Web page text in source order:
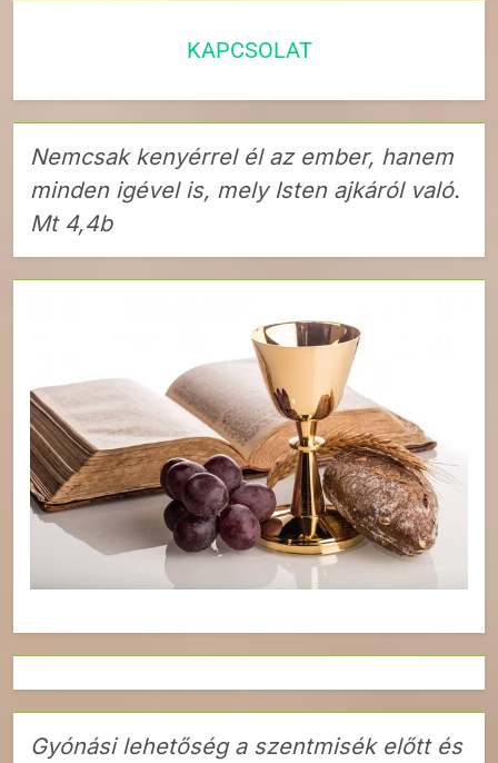
KAPCSOLAT
Nemcsak kenyérrel él az ember, hanem
minden igével is, mely Isten ajkáról való.
Mt 4,4b
Gyónási lehetőség a szentmisék előtt és